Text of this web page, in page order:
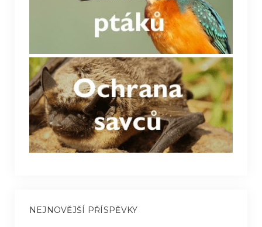
NEJNOVĚJŠÍ PŘÍSPĚVKY